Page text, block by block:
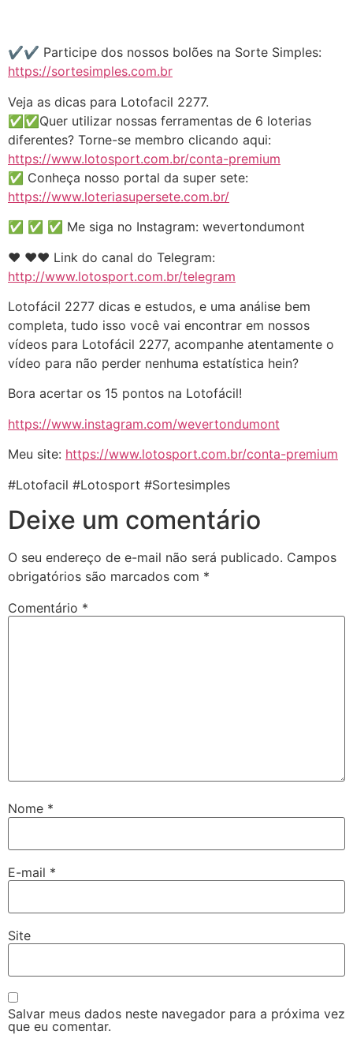
✔️✔️ Participe dos nossos bolões na Sorte Simples:
https://sortesimples.com.br
Veja as dicas para Lotofacil 2277.
✅✅Quer utilizar nossas ferramentas de 6 loterias
diferentes? Torne-se membro clicando aqui:
https://www.lotosport.com.br/conta-premium
✅ Conheça nosso portal da super sete:
https://www.loteriasupersete.com.br/
✅ ✅ ✅ Me siga no Instagram: wevertondumont
❤️️ ❤️️❤️️ Link do canal do Telegram:
http://www.lotosport.com.br/telegram
Lotofácil 2277 dicas e estudos, e uma análise bem
completa, tudo isso você vai encontrar em nossos
vídeos para Lotofácil 2277, acompanhe atentamente o
vídeo para não perder nenhuma estatística hein?
Bora acertar os 15 pontos na Lotofácil!
https://www.instagram.com/wevertondumont
Meu site: https://www.lotosport.com.br/conta-premium
#Lotofacil #Lotosport #Sortesimples
Deixe um comentário
O seu endereço de e-mail não será publicado. Campos
obrigatórios são marcados com *
Comentário *
Nome *
E-mail *
Site
Salvar meus dados neste navegador para a próxima vez
que eu comentar.